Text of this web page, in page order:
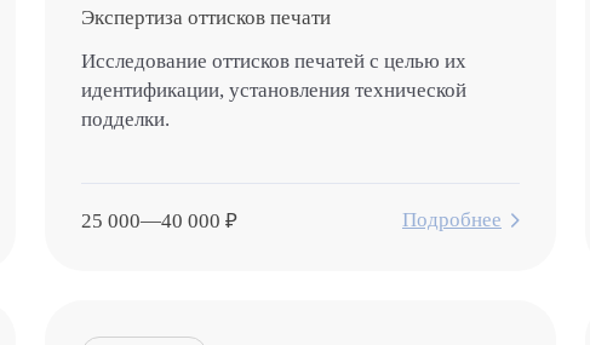
Экспертиза оттисков печати
Исследование оттисков печатей с целью их
идентификации, установления технической
подделки.
25 000—40 000 ₽ Подробнее